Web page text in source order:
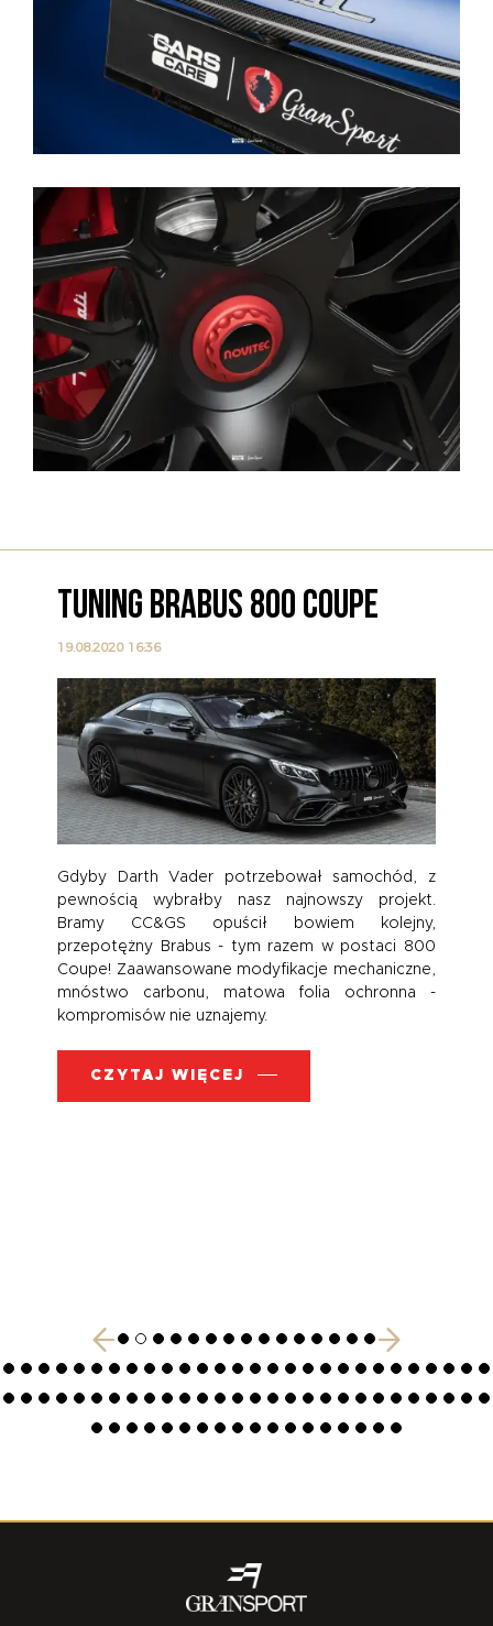
TUNING BRABUS 800 COUPE
19.08.2020 16:36
Gdyby Darth Vader potrzebował samochód, z
pewnością wybrałby nasz najnowszy projekt.
Bramy CC&GS opuścił bowiem kolejny,
przepotężny Brabus - tym razem w postaci 800
Coupe! Zaawansowane modyfikacje mechaniczne,
mnóstwo carbonu, matowa folia ochronna -
kompromisów nie uznajemy.
CZYTAJ WIĘCEJ